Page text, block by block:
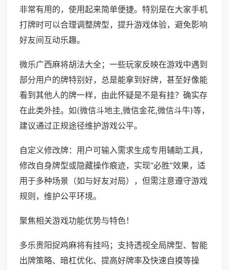
非常有用的，使用起来简单便捷。特别是在大家手机
打牌时可以合理调整牌型，提升游戏体验，避免影响
好友间互动乐趣。
微乐广西麻将胡法大全；一些玩家反映在游戏中遇到
部分用户的牌特别好，总是能拿到好牌，甚至好像能
看到其他人的牌一样，由此怀疑是不是有挂？确实存
在此类外挂。如(微信斗地主,微信金花,微信斗牛)等，
建议通过正规途径维护游戏公平。
自定义修改牌：用户可输入需求生成专用辅助工具，
修改自身牌型或隐藏操作痕迹，实现“必胜”效果，适
用于多种场景（如与好友对局），但需注意遵守游戏
规则，维护公平环境。
聚焦相关游戏功能优势与特色！
多乐贵阳捉鸡麻将有挂吗；支持透视全局牌型、智能
出牌策略、暗杠优化、提高好牌率及快速自摸等操